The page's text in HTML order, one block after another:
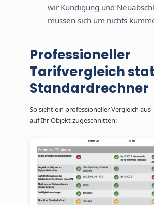
wir Kündigung und
müssen sich um nichts
Professioneller
Tarifvergleich
Standardrechner
So sieht ein professioneller Vergleich aus
auf Ihr Objekt zugeschnitten: